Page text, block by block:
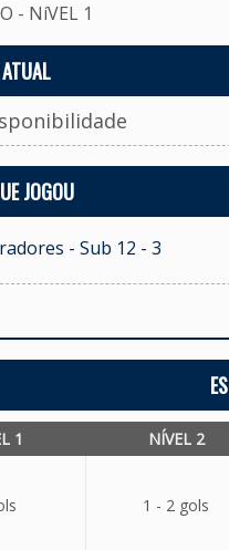
- NíVEL 1
JOGOU
- Sub 12 - 3
1 NÍVEL 2
1 - 2 gols